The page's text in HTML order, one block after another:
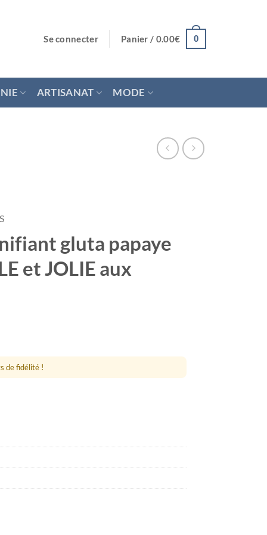
Se connecter Panier / 0.00€ 0
ARTISANAT MODE
gluta papaye
et JOLIE aux
de fidélité !